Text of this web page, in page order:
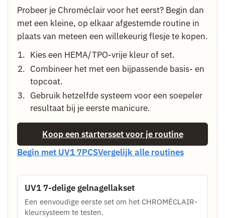
Probeer je Chroméclair voor het eerst? Begin dan
met een kleine, op elkaar afgestemde routine in
plaats van meteen een willekeurig flesje te kopen.
Kies een HEMA/TPO-vrije kleur of set.
Combineer het met een bijpassende basis- en
topcoat.
Gebruik hetzelfde systeem voor een soepeler
resultaat bij je eerste manicure.
Koop een startersset voor je routine
Begin met UV1 7PCSVergelijk alle routines
UV1 7-delige gelnagellakset
Een eenvoudige eerste set om het CHROMÉCLAIR-
kleursysteem te testen.